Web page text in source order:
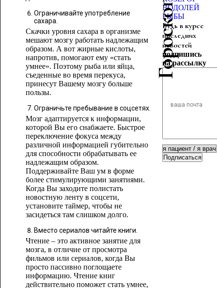
Ограничивайте употребление
сахара.
Скачки уровня сахара в организме
мешают мозгу работать надлежащим
образом. А вот жирные кислоты,
напротив, помогают ему «стать
умнее». Поэтому рыба или яйца,
съеденные во время перекуса,
принесут Вашему мозгу больше
пользы.
Ограничьте пребывание в соцсетях.
Мозг адаптируется к информации,
которой Вы его снабжаете. Быстрое
переключение фокуса между
различной информацией губительно
для способности обрабатывать ее
надлежащим образом.
Поддерживайте Ваш ум в форме
более стимулирующими занятиями.
Когда Вы заходите полистать
новостную ленту в соцсети,
установите таймер, чтобы не
засидеться там слишком долго.
Вместо сериалов читайте книги.
Чтение – это активное занятие для
мозга, в отличие от просмотра
фильмов или сериалов, когда Вы
просто пассивно поглощаете
информацию. Чтение книг
действительно поможет стать умнее,
ВОДОЛЕЙ
РЫБЫ
Будь в курсе
последних
новостей
подпишись
на рассылку
Подписаться